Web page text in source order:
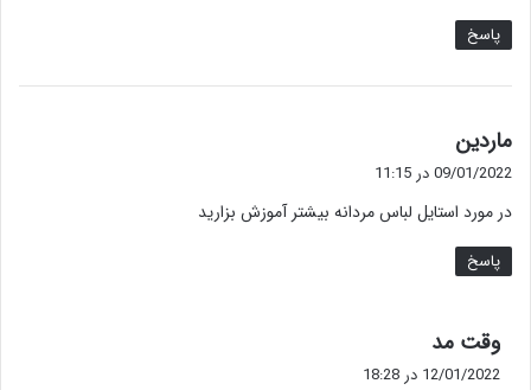
پاسخ
ماردین
ف
:
09/01/2022 در 11:15
در مورد استایل لباس مردانه بیشتر آموزش بزارید
پاسخ
وقت مد
ف
12/01/2022 در 18:28